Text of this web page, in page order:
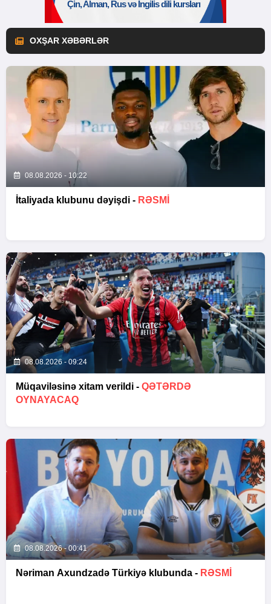
OXŞAR XƏBƏRLƏR
08.08.2026 - 10:22
İtaliyada klubunu dəyişdi - RƏSMİ
08.08.2026 - 09:24
Müqaviləsinə xitam verildi - QƏTƏRDƏ
OYNAYACAQ
08.08.2026 - 00:41
Nəriman Axundzadə Türkiyə klubunda - RƏSMİ